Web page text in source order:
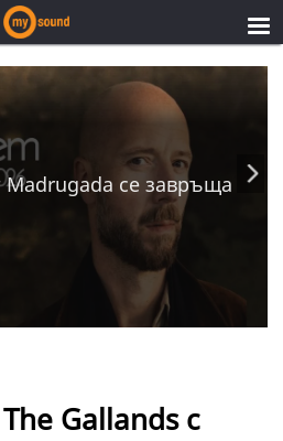
се завръща
Gallands с